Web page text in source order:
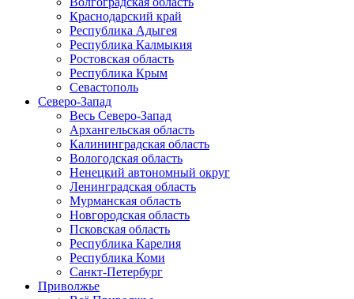
Краснодарский край
Республика Адыгея
Республика Калмыкия
Ростовская область
Республика Крым
Севастополь
Северо-Запад
Весь Северо-Запад
Архангельская область
Калининградская область
Вологодская область
Ненецкий автономный округ
Ленинградская область
Мурманская область
Новгородская область
Псковская область
Республика Карелия
Республика Коми
Санкт-Петербург
Приволжье